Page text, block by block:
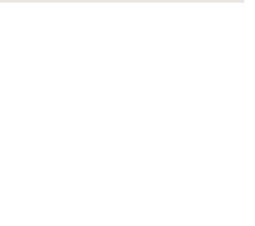
管理費不要で永代にわたり供養される